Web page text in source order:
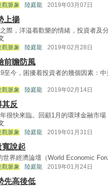
觀脈象 陸庭龍 2019年03月07日
上揚
際，洋溢着歡樂的情緒，投資者及
觀脈象 陸庭龍 2019年02月28日
前瞻防風
至今，困擾着投資者的幾個因素：
觀脈象 陸庭龍 2019年02月14日
反
很快來臨。回顧1月的環球金融市
觀脈象 陸庭龍 2019年01月31日
說起
世界經濟論壇（World Economic
觀脈象 陸庭龍 2019年01月24日
先高後低